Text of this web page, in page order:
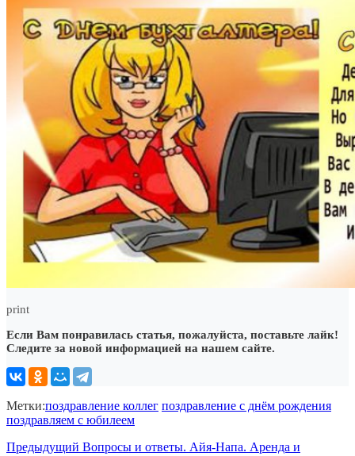
print
Если Вам понравилась статья, пожалуйста, поставьте лайк!
Следите за новой информацией на нашем сайте.
Метки:поздравление коллег поздравление с днём рождения
поздравляем с юбилеем
Предыдущий Вопросы и ответы. Айя-Напа. Аренда и